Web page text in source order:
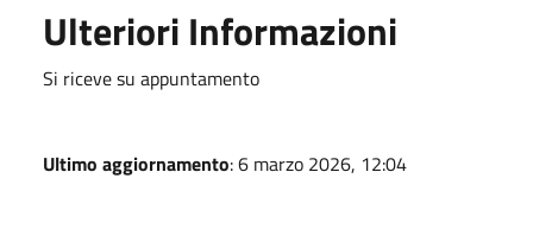
Ulteriori Informazioni
Si riceve su appuntamento
Ultimo aggiornamento: 6 marzo 2026, 12:04